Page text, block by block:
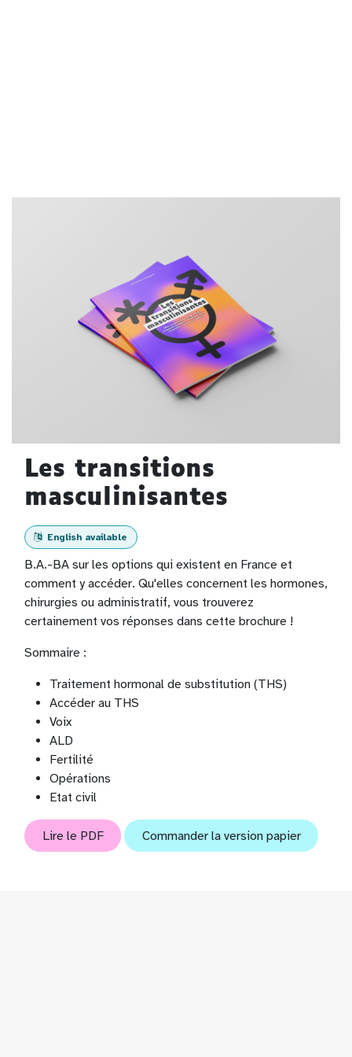
Les transitions
masculinisantes
English available
B.A.-BA sur les options qui existent en France et
comment y accéder. Qu'elles concernent les hormones,
chirurgies ou administratif, vous trouverez
certainement vos réponses dans cette brochure !
Sommaire :
Traitement hormonal de substitution (THS)
Accéder au THS
Voix
ALD
Fertilité
Opérations
Etat civil
Lire le PDF Commander la version papier